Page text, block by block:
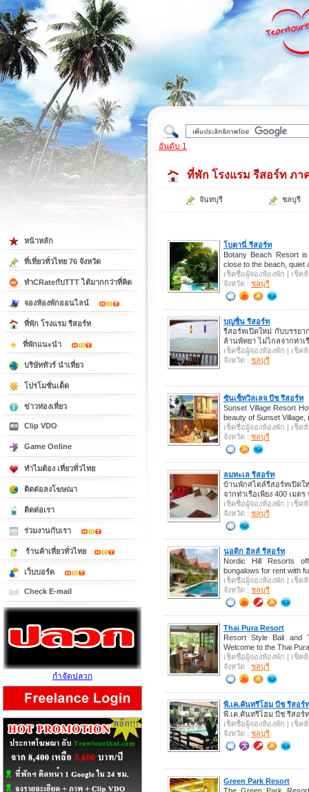
ต้
อันดับ 1
ที่พัก โรงแรม รีสอร์ท ภา
จันทบุรี ชลบุรี
โบตานี่ รีสอร์ท
Botany Beach Resort
close to the beach, quiet
เช็คชื่อผู้จองห้องพัก | เช็ค
จังหวัด : ชลบุรี
บุญชื่น รีสอร์ท
รีสอร์ทเปิดใหม่ กับบรรยา
ล้านพัทยา ไม่ไกลจากท่า
เช็คชื่อผู้จองห้องพัก | เช็ค
จังหวัด : ชลบุรี
ซันเซ็ทวิลเลจ บีช รีสอร์ท
Sunset Village Resort
beauty of Sunset Village,
เช็คชื่อผู้จองห้องพัก | เช็ค
จังหวัด : ชลบุรี
ลมทะเล รีสอร์ท
บ้านพักสไตล์รีสอร์ทเปิด
จากท่าเรือเพียง 400 เมต
เช็คชื่อผู้จองห้องพัก | เช็ค
จังหวัด : ชลบุรี
นอดิก ฮิลล์ รีสอร์ท
Nordic Hill Resorts
bungalows for rent with
เช็คชื่อผู้จองห้องพัก | เช็ค
จังหวัด : ชลบุรี
Thai Pura Resort
Resort Style Bali and
Welcome to the Thai
เช็คชื่อผู้จองห้องพัก | เช็ค
จังหวัด : ชลบุรี
พี.เค.คันทรีโฮม บีช รีสอร์ท
พี.เค.คันทรีโฮม บีช รีสอร์ท
เช็คชื่อผู้จองห้องพัก | เช็ค
จังหวัด : ชลบุรี
Green Park Resort
หน้าหลัก
ที่เที่ยวทั่วไทย 76 จังหวัด
ทำCRateกับTTT ได้มากกว่าที่คิด
จองห้องพักออนไลน์
ที่พัก โรงแรม รีสอร์ท
ที่พักแนะนำ
บริษัททัวร์ นำเที่ยว
โปรโมชั่นเด็ด
ข่าวท่องเที่ยว
Clip VDO
Game Online
ทำไมต้อง เที่ยวทั่วไทย
ติดต่อลงโฆษณา
ติดต่อเรา
ร่วมงานกับเรา
ร้านค้าเที่ยวทั่วไทย
เว็บบอร์ด
Check E-mail
กำจัดปลวก